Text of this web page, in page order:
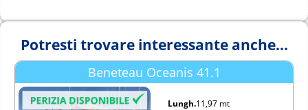
Potresti trovare interessante anche...
Beneteau Oceanis 41.1
Lungh.11,97 mt